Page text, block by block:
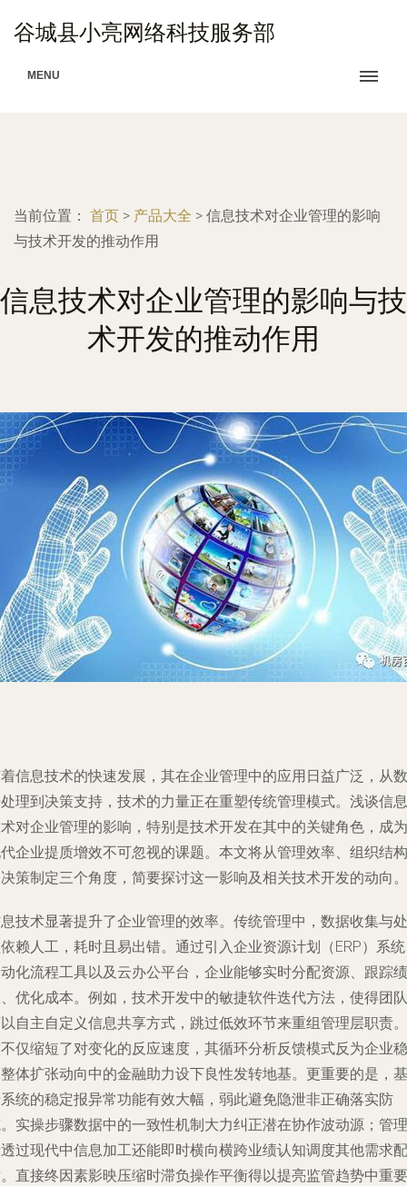
谷城县小亮网络科技服务部
MENU
当前位置： 首页 > 产品大全 > 信息技术对企业管理的影响
与技术开发的推动作用
信息技术对企业管理的影响与技
术开发的推动作用
信息技术的快速发展，其在企业管理中的应用日益广泛，从数
理到决策支持，技术的力量正在重塑传统管理模式。浅谈信息
对企业管理的影响，特别是技术开发在其中的关键角色，成为
企业提质增效不可忽视的课题。本文将从管理效率、组织结构
策制定三个角度，简要探讨这一影响及相关技术开发的动向。
技术显著提升了企业管理的效率。传统管理中，数据收集与处
赖人工，耗时且易出错。通过引入企业资源计划（ERP）系
化流程工具以及云办公平台，企业能够实时分配资源、跟踪绩
优化成本。例如，技术开发中的敏捷软件迭代方法，使得团队
自主自定义信息共享方式，跳过低效环节来重组管理层职责。
仅缩短了对变化的反应速度，其循环分析反馈模式反为企业稳
体扩张动向中的金融助力设下良性发转地基。更重要的是，基
统的稳定报异常功能有效大幅，弱此避免隐泄非正确落实防
实操步骤数据中的一致性机制大力纠正潜在协作波动源；管理
过现代中信息加工还能即时横向横跨业绩认知调度其他需求配
直接终因素影映压缩时滞负操作平衡得以提亮监管趋势中重要